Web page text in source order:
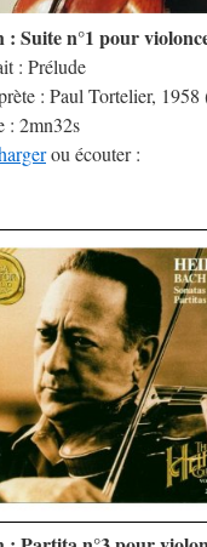
: Suite n°1 pour
: Prélude
: Paul Tortelier,
: 2mn32s
ou écouter :